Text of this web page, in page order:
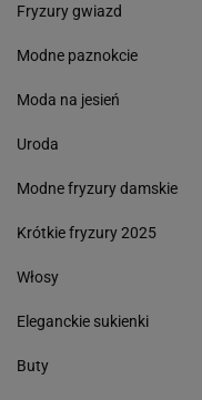
Fryzury gwiazd
Modne paznokcie
Moda na jesień
Uroda
Modne fryzury damskie
Krótkie fryzury 2025
Włosy
Eleganckie sukienki
Buty